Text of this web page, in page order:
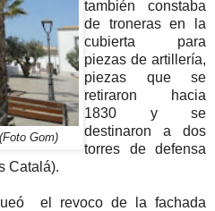
(Foto Gom)
también constaba
de troneras en la
cubierta para
piezas de artillería,
piezas que se
retiraron hacia
1830 y se
destinaron a dos
torres de defensa
Catalá).
el revoco de la fachada